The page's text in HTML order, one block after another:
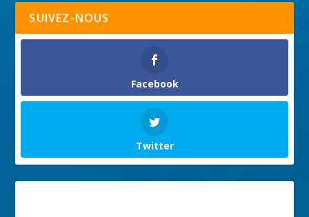
SUIVEZ-NOUS
Facebook
Twitter